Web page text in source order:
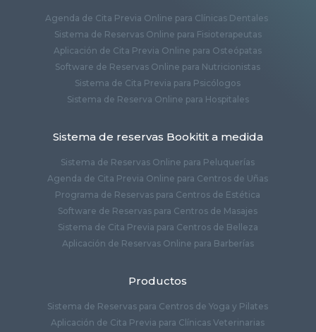
Agenda de Cita Previa Online para Clínicas Dentales
Sistema de Reservas Online para Fisioterapeutas
Aplicación de Cita Previa Online para Osteópatas
Software de Reservas Online para Nutricionistas
Sistema de Cita Previa para Psicólogos
Sistema de Reserva Online para Hospitales
Sistema de reservas Bookitit a medida
Sistema de Reservas Online para Peluquerías
Agenda de Cita Previa Online para Centros de Uñas
Programa de Reservas para Centros de Estética
Software de Reservas para Centros de Masajes
Sistema de Cita Previa para Centros de Belleza
Aplicación de Reservas Online para Barberías
Productos
Sistema de Reservas para Centros de Yoga y Pilates
Aplicación de Cita Previa para Clínicas Veterinarias